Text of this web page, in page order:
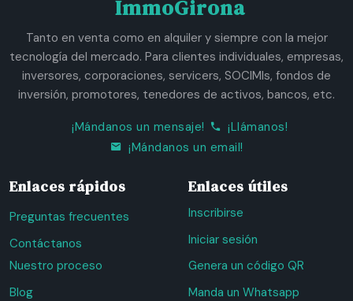
ImmoGirona
Tanto en venta como en alquiler y siempre con la mejor
tecnología del mercado. Para clientes individuales, empresas,
inversores, corporaciones, servicers, SOCIMIs, fondos de
inversión, promotores, tenedores de activos, bancos, etc.
¡Mándanos un mensaje!
¡Llámanos!
¡Mándanos un email!
Enlaces rápidos
Preguntas frecuentes
Contáctanos
Nuestro proceso
Blog
Enlaces útiles
Inscribirse
Iniciar sesión
Genera un código QR
Manda un Whatsapp